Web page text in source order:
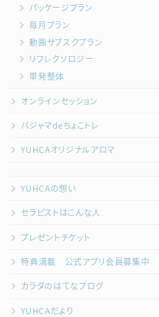
パッケージプラン
毎月プラン
動画サブスクプラン
リフレクソロジー
単発整体
オンラインセッション
パジャマdeちょこトレ
YUHCAオリジナルアロマ
YUHCAの想い
セラピストはこんな人
プレゼントチケット
特典満載 公式アプリ会員募集中
カラダのはてなブログ
YUHCAだより